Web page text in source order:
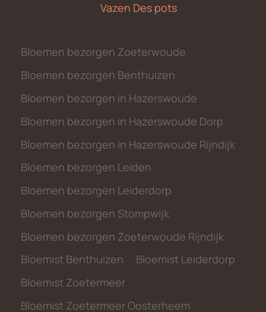
Vazen Des pots
Bloemen bezorgen Zoeterwoude
Bloemen bezorgen Benthuizen
Bloemen bezorgen in Hazerswoude
Bloemen bezorgen in Hazerswoude Dorp
Bloemen bezorgen in Hazerswoude Rijndijk
Bloemen bezorgen Leiden
Bloemen bezorgen Leiderdorp
Bloemen bezorgen Stompwijk
Bloemen bezorgen Zoeterwoude Rijndijk
Bloemist Benthuizen
Bloemist Leiderdorp
Bloemist Zoetermeer
Bloemist Zoetermeer Oosterheem